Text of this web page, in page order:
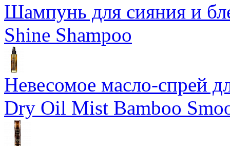
Шампунь для сияния и
Shine Shampoo
Невесомое масло-спрей
Dry Oil Mist Bamboo